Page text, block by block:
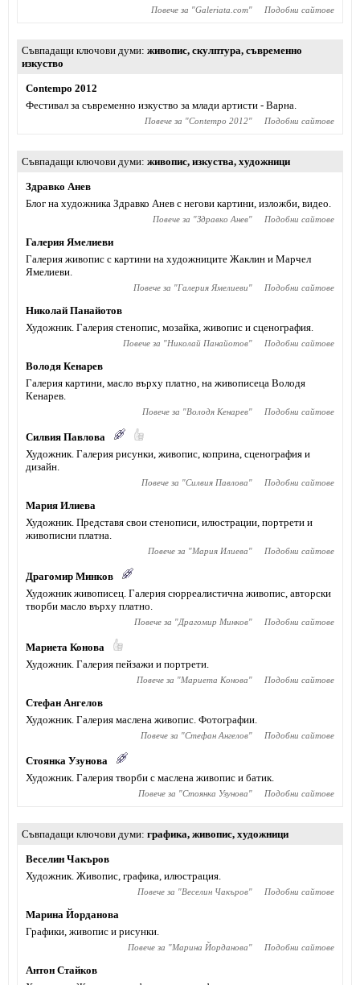
Повече за "Galeriata.com" Подобни сайтове
Съвпадащи ключови думи живопис, скулптура, съвременно
изкуство
Contempo 2012
Фестивал за съвременно изкуство за млади артисти - Варна.
Повече за "Contempo 2012" Подобни сайтове
Съвпадащи ключови думи живопис, изкуства, художници
Здравко Анев
Блог на художника Здравко Анев с негови картини, изложби, видео.
Повече за "Здравко Анев" Подобни сайтове
Галерия Ямелиеви
Галерия живопис с картини на художниците Жаклин и Марчел
Ямелиеви.
Повече за "Галерия Ямелиеви" Подобни сайтове
Николай Панайотов
Художник. Галерия стенопис, мозайка, живопис и сценография.
Повече за "Николай Панайотов" Подобни сайтове
Володя Кенарев
Галерия картини, масло върху платно, на живописеца Володя
Кенарев.
Повече за "Володя Кенарев" Подобни сайтове
Силвия Павлова
Художник. Галерия рисунки, живопис, коприна, сценография и
дизайн.
Повече за "Силвия Павлова" Подобни сайтове
Мария Илиева
Художник. Представя свои стенописи, илюстрации, портрети и
живописни платна.
Повече за "Мария Илиева" Подобни сайтове
Драгомир Минков
Художник живописец. Галерия сюрреалистична живопис, авторски
творби масло върху платно.
Повече за "Драгомир Минков" Подобни сайтове
Мариета Конова
Художник. Галерия пейзажи и портрети.
Повече за "Мариета Конова" Подобни сайтове
Стефан Ангелов
Художник. Галерия маслена живопис. Фотографии.
Повече за "Стефан Ангелов" Подобни сайтове
Стоянка Узунова
Художник. Галерия творби с маслена живопис и батик.
Повече за "Стоянка Узунова" Подобни сайтове
Съвпадащи ключови думи графика, живопис, художници
Веселин Чакъров
Художник. Живопис, графика, илюстрация.
Повече за "Веселин Чакъров" Подобни сайтове
Марина Йорданова
Графики, живопис и рисунки.
Повече за "Марина Йорданова" Подобни сайтове
Антон Стайков